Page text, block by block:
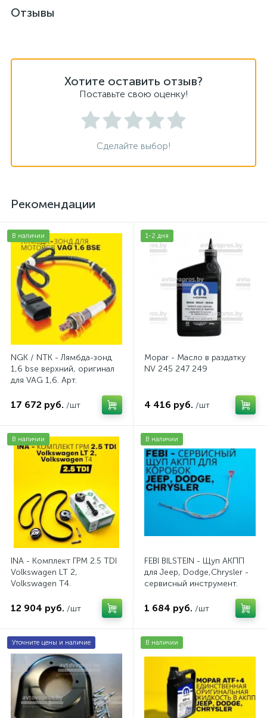
Отзывы
Хотите оставить отзыв?
Поставьте свою оценку!
Сделайте выбор!
Рекомендации
В наличии
NGK / NTK - Лямбда-зонд
1,6 bse верхний, оригинал
для VAG 1,6. Арт.
17 672 руб. /шт
1-2 дня
Mopar - Масло в раздатку
NV 245 247 249
4 416 руб. /шт
В наличии
INA - Комплект ГРМ 2.5 TDI
Volkswagen LT 2,
Volkswagen Т4.
12 904 руб. /шт
В наличии
FEBI BILSTEIN - Щуп АКПП
для Jeep, Dodge,Chrysler -
сервисный инструмент.
1 684 руб. /шт
Уточните цены и наличие В наличии